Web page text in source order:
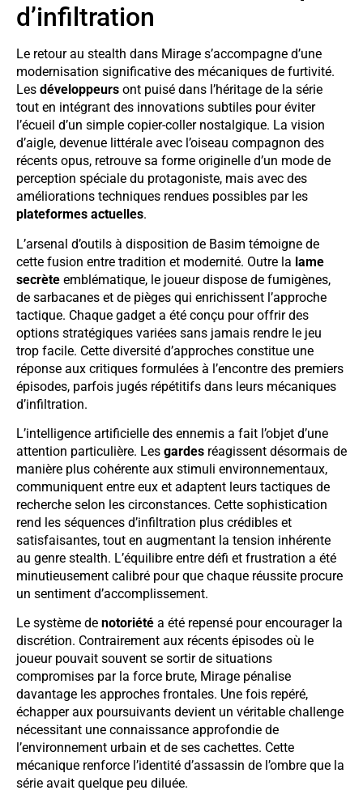
d’infiltration
Le retour au stealth dans Mirage s’accompagne d’une
modernisation significative des mécaniques de furtivité.
Les développeurs ont puisé dans l’héritage de la série
tout en intégrant des innovations subtiles pour éviter
l’écueil d’un simple copier-coller nostalgique. La vision
d’aigle, devenue littérale avec l’oiseau compagnon des
récents opus, retrouve sa forme originelle d’un mode de
perception spéciale du protagoniste, mais avec des
améliorations techniques rendues possibles par les
plateformes actuelles.
L’arsenal d’outils à disposition de Basim témoigne de
cette fusion entre tradition et modernité. Outre la lame
secrète emblématique, le joueur dispose de fumigènes,
de sarbacanes et de pièges qui enrichissent l’approche
tactique. Chaque gadget a été conçu pour offrir des
options stratégiques variées sans jamais rendre le jeu
trop facile. Cette diversité d’approches constitue une
réponse aux critiques formulées à l’encontre des premiers
épisodes, parfois jugés répétitifs dans leurs mécaniques
d’infiltration.
L’intelligence artificielle des ennemis a fait l’objet d’une
attention particulière. Les gardes réagissent désormais de
manière plus cohérente aux stimuli environnementaux,
communiquent entre eux et adaptent leurs tactiques de
recherche selon les circonstances. Cette sophistication
rend les séquences d’infiltration plus crédibles et
satisfaisantes, tout en augmentant la tension inhérente
au genre stealth. L’équilibre entre défi et frustration a été
minutieusement calibré pour que chaque réussite procure
un sentiment d’accomplissement.
Le système de notoriété a été repensé pour encourager la
discrétion. Contrairement aux récents épisodes où le
joueur pouvait souvent se sortir de situations
compromises par la force brute, Mirage pénalise
davantage les approches frontales. Une fois repéré,
échapper aux poursuivants devient un véritable challenge
nécessitant une connaissance approfondie de
l’environnement urbain et de ses cachettes. Cette
mécanique renforce l’identité d’assassin de l’ombre que la
série avait quelque peu diluée.